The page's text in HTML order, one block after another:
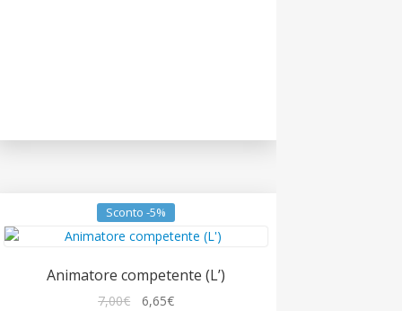
Sconto -5%
Animatore competente (L’)
7,00€ 6,65€Il